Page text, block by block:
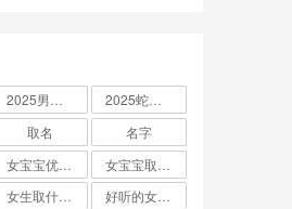
取名
名字